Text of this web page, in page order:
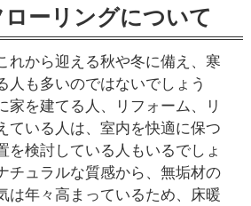
ローリングについて
れから迎える秋や冬に備え、寒
人も多いのではないでしょう
家を建てる人、リフォーム、リ
ている人は、室内を快適に保つ
を検討している人もいるでしょ
チュラルな質感から、無垢材の
は年々高まっているため、床暖